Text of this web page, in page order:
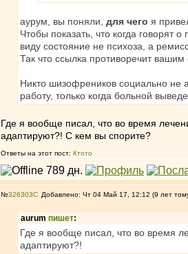
аурум, вы поняли, для чего я
Чтобы показать, что когда
виду состояние не психоза, а
Так что ссылка противоречит
Никто шизофреников социально не
работу, только когда больной
Где я вообще писал, что во время
адаптируют?! С кем вы спорите?
Ответы на этот пост: Ктото
№326303 Добавлено: Чт 04 Май 17, 12:12 (9 лет
aurum пишет:
Где я вообще писал, что во время
адаптируют?!